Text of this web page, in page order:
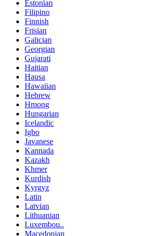
Estonian
Filipino
Finnish
Frisian
Galician
Georgian
Gujarati
Haitian
Hausa
Hawaiian
Hebrew
Hmong
Hungarian
Icelandic
Igbo
Javanese
Kannada
Kazakh
Khmer
Kurdish
Kyrgyz
Latin
Latvian
Lithuanian
Luxembou..
Macedonian